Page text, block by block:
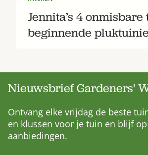
Jennita’s 4
beginnende
Nieuwsbrief Gardeners'
Ontvang elke vrijdag de beste
en klussen voor je tuin en blijf
aanbiedingen.